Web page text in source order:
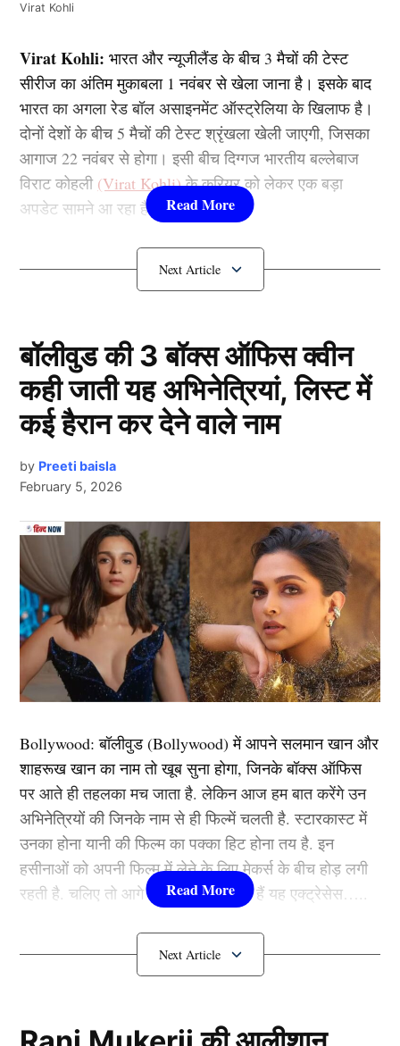
Virat Kohli
Virat Kohli: भारत और न्यूजीलैंड के बीच 3 मैचों की टेस्ट
सीरीज का अंतिम मुकाबला 1 नवंबर से खेला जाना है। इसके बाद
भारत का अगला रेड बॉल असाइनमेंट ऑस्ट्रेलिया के खिलाफ है।
दोनों देशों के बीच 5 मैचों की टेस्ट श्रृंखला खेली जाएगी, जिसका
आगाज 22 नवंबर से होगा। इसी बीच दिग्गज भारतीय बल्लेबाज
विराट कोहली (Virat Kohli)के करियर को लेकर एक बड़ा
अपडेट सामने आ रहा है।
विराट कोहली लेंगे सन्यांस
विराट कोहली(Virat Kohli)भारतीय क्रिकेट इतिहास के सबसे
सफल बल्लेबाजों में से एक हैं। यही वजह की न्यूजीलैंड और
बांग्लादेश के खिलाफ लगातार खराब प्रदर्शन के बावजूद उन्हें
ऑस्ट्रेलिया दौरे के लिए टीम इंडिया में जगह दी गई है। हालांकि,
इसी बीच बताया जा रहा है कि कोहली का यह ऑस्ट्रेलिया दौरा
उनके करियर का आखिरी इंटरनेशनल मैच होगा और इसके पीछे 2
मुख्य वजहें बताई जा रही हैं।
यह भी पढ़ें:पुणे टेस्ट में इन 3 गुनहगारों को माफ नहीं करेंगे गौतम
गंभीर, मुंबई मैच से पहले टीम इंडिया से निकाला बाहर
पहली वजह:
Next Article
बॉलीवुड की 3 बॉक्स ऑफिस क्वीन
कही जाती यह अभिनेत्रियां, लिस्ट में
कई हैरान कर देने वाले नाम
by Preeti baisla
February 5, 2026
Bollywood:बॉलीवुड (Bollywood)में आपने सलमान खान और
शाहरूख खान का नाम तो खूब सुना होगा, जिनके बॉक्स ऑफिस
पर आते ही तहलका मच जाता है. लेकिन आज हम बात करेंगे उन
अभिनेत्रियों की जिनके नाम से ही फिल्में चलती है. स्टारकास्ट में
उनका होना यानी की फिल्म का पक्का हिट होना तय है. इन
हसीनाओं को अपनी फिल्म में लेने के लिए मेकर्स के बीच होड़ लगी
रहती है. चलिए तो आगे जानते हैं कौन-कौन हैं यह एक्ट्रेसेस…..
कौन हैंBollywood की यह हसीनाएं?
Padukone)